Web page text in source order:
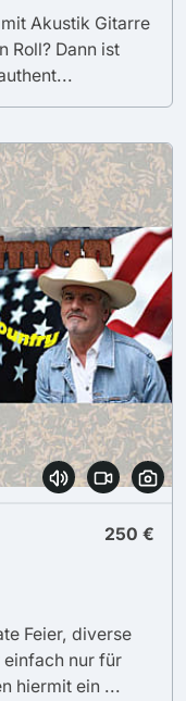
Akustik Gitarre
Roll? Dann ist
250 €
Feier, diverse
einfach nur für
hiermit ein ...